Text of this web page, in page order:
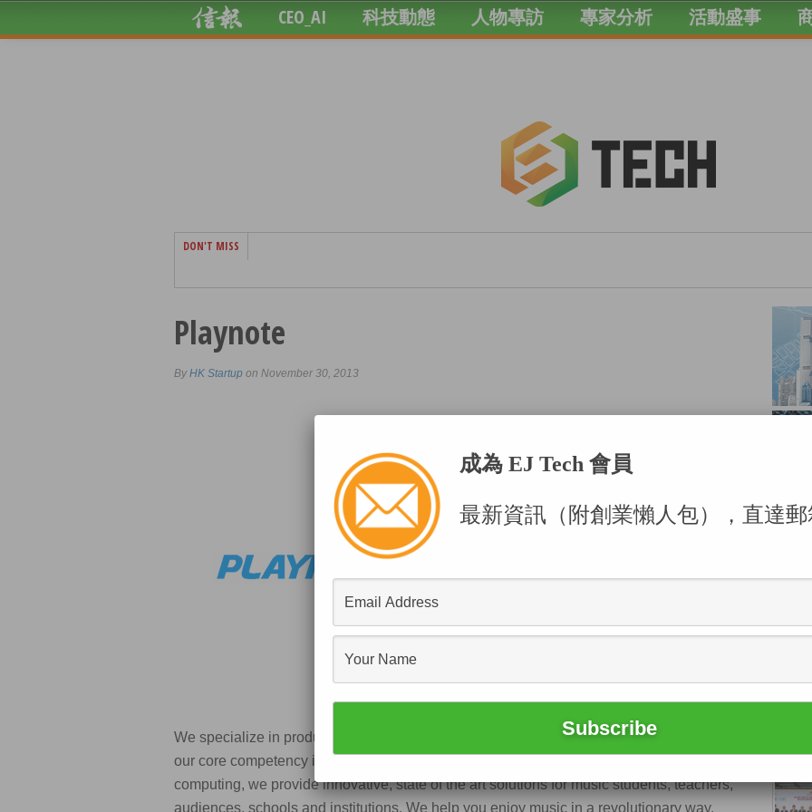
CEO_AI 科技動態 人物專訪 專家分析 活動盛事
DON'T MISS
Playnote
By HK Startup on November 30, 2013
We specialize in products and services for music education and appreciation. Based on
our core competency in digital signal processing, artificial intelligence and cloud
computing, we provide innovative, state of the art solutions for music students, teachers,
audiences, schools and institutions. We help you enjoy music in a revolutionary way.
成為 EJ Tech 會員
最新資訊（附創業懶人包），直達